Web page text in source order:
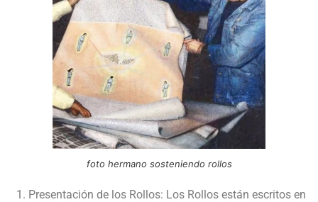
foto hermano sosteniendo rollos
Presentación de los Rollos: Los Rollos están escritos en